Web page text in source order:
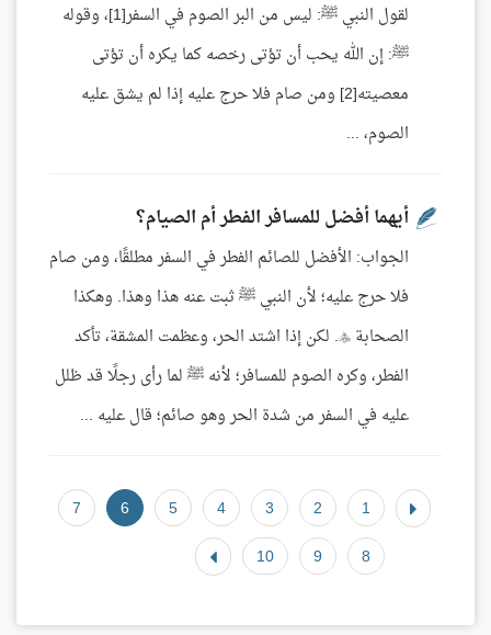
لقول النبي ﷺ: ليس من البر الصوم في السفر[1]، وقوله
ﷺ: إن الله يحب أن تؤتى رخصه كما يكره أن تؤتى
معصيته[2] ومن صام فلا حرج عليه إذا لم يشق عليه
الصوم، ...
أيهما أفضل للمسافر الفطر أم الصيام؟
الجواب: الأفضل للصائم الفطر في السفر مطلقًا، ومن صام
فلا حرج عليه؛ لأن النبي ﷺ ثبت عنه هذا وهذا. وهكذا
الصحابة . لكن إذا اشتد الحر، وعظمت المشقة، تأكد
الفطر، وكره الصوم للمسافر؛ لأنه ﷺ لما رأى رجلًا قد ظلل
عليه في السفر من شدة الحر وهو صائم؛ قال عليه ...
1
2
3
4
5
6
7
8
9
10